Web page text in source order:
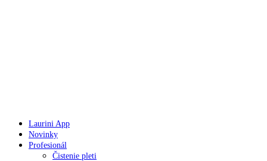
Laurini App
Novinky
Profesionál
Čistenie pleti